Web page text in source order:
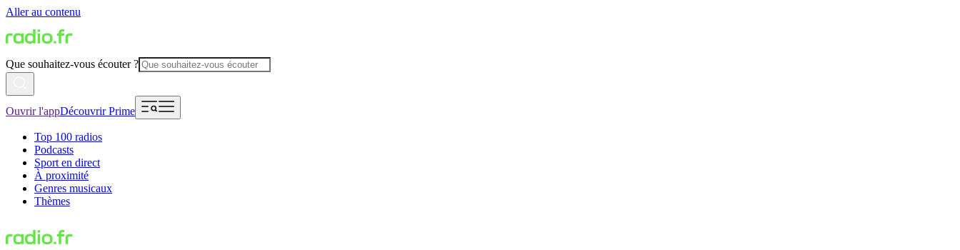
Aller au contenu
Que souhaitez-vous écouter ?
Ouvrir l'appDécouvrir Prime
Top 100 radios
Podcasts
Sport en direct
À proximité
Genres musicaux
Thèmes